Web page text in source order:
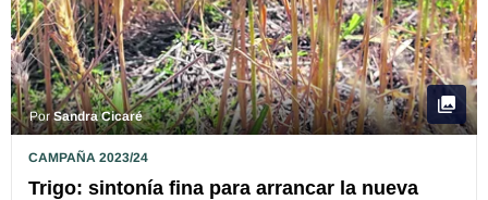
PorSandra Cicaré
CAMPAÑA 2023/24
Trigo: sintonía fina para arrancar la nueva